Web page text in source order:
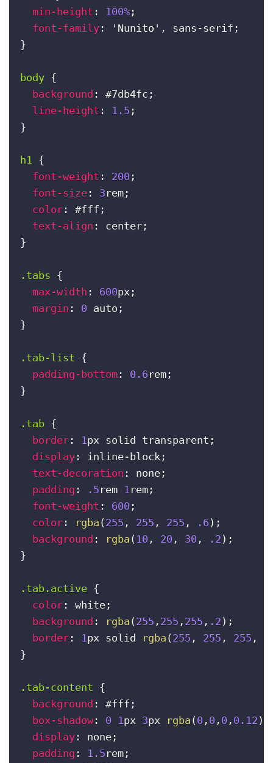
min-height : 100% ;
font-family : 'Nunito' , sans-serif ;
}
body {
background : #7db4fc ;
line-height : 1.5 ;
}
h1 {
font-weight : 200 ;
font-size : 3 rem ;
color : #fff ;
text-align : center ;
}
.tabs {
max-width : 600px ;
margin : 0 auto ;
}
.tab-list {
padding-bottom : 0.6 rem ;
}
.tab {
border : 1px solid transparent ;
display : inline-block ;
text-decoration : none ;
padding : .5 rem 1 rem ;
font-weight : 600 ;
color : rgba (255 , 255 , 255 , .6 ) ;
background : rgba ( 10 , 20 , 30 , .2 ) ;
}
.tab.active {
color : white ;
background : rgba (255 , 255 , 255 , .2 ) ;
border : 1px solid rgba (255 , 255 , 255 ,
}
.tab-content {
background : #fff ;
box-shadow: 0 1px 3px rgba (0 , 0 , 0 , 0.12 )
display : none ;
padding : 1.5 rem ;